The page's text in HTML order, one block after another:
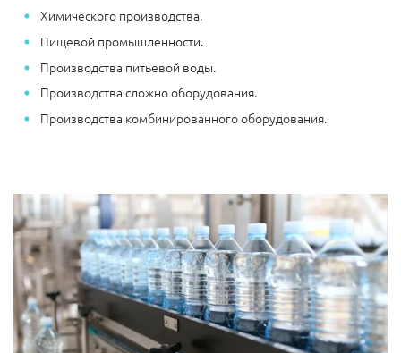
Химического производства.
Пищевой промышленности.
Производства питьевой воды.
Производства сложно оборудования.
Производства комбинированного оборудования.